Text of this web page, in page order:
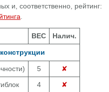
и, соответственно, рейтинг:
ВЕС Налич.
5
✘
4
✘